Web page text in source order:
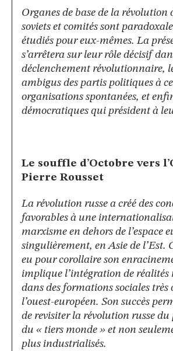
Organes de base de la révolution
soviets et comités sont
étudiés pour eux-mêmes. La
s’arrêtera sur leur rôle décisif
déclenchement révolutionnaire,
ambigus des partis politiques à
organisations spontanées, et
démocratiques qui président à
Le souffle d’Octobre vers
Pierre Rousset
La révolution russe a créé des
favorables à une
marxisme en dehors de l’espace
singulièrement, en Asie de l’Est.
eu pour corollaire son
implique l’intégration de réalités
dans des formations sociales très
l’ouest-européen. Son succès
de revisiter la révolution russe du
du « tiers monde » et non
plus industrialisés.